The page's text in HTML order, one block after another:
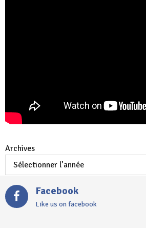
Archives
Facebook
Like us on facebook